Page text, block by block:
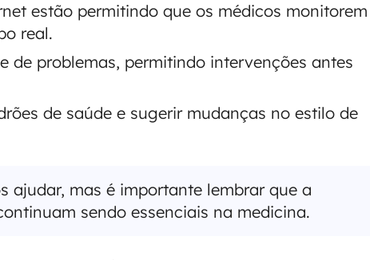
estão permitindo que os médicos monitorem
real.
de problemas, permitindo intervenções antes
de saúde e sugerir mudanças no estilo de
ajudar, mas é importante lembrar que a
sendo essenciais na medicina.